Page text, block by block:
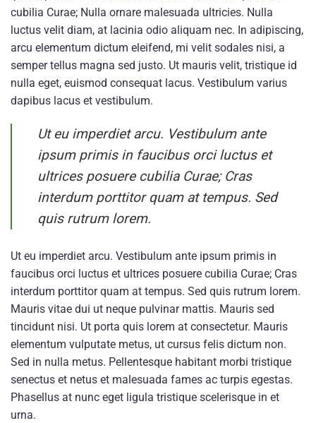
cubilia Curae; Nulla ornare malesuada ultricies. Nulla
luctus velit diam, at lacinia odio aliquam nec. In adipiscing,
arcu elementum dictum eleifend, mi velit sodales nisi, a
semper tellus magna sed justo. Ut mauris velit, tristique id
nulla eget, euismod consequat lacus. Vestibulum varius
dapibus lacus et vestibulum.
Ut eu imperdiet arcu. Vestibulum ante
ipsum primis in faucibus orci luctus et
ultrices posuere cubilia Curae; Cras
interdum porttitor quam at tempus. Sed
quis rutrum lorem.
Ut eu imperdiet arcu. Vestibulum ante ipsum primis in
faucibus orci luctus et ultrices posuere cubilia Curae; Cras
interdum porttitor quam at tempus. Sed quis rutrum lorem.
Mauris vitae dui ut neque pulvinar mattis. Mauris sed
tincidunt nisi. Ut porta quis lorem at consectetur. Mauris
elementum vulputate metus, ut cursus felis dictum non.
Sed in nulla metus. Pellentesque habitant morbi tristique
senectus et netus et malesuada fames ac turpis egestas.
Phasellus at nunc eget ligula tristique scelerisque in et
urna.